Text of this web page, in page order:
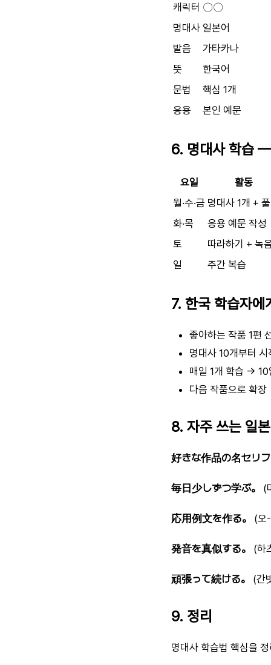
캐릭터 〇〇
명대사 일본어
발음
가타카나
뜻
한국어
문법
핵심 1개
응용
본인 예문
6. 명대사 학습
요일
활동
월·수·금 명대사 1개 + 풀
화·목
응용 예문 작성
토
따라하기 + 녹
일
주간 복습
7. 한국 학습자에
좋아하는 작품 1편
명대사 10개부터 시
매일 1개 학습 → 10
다음 작품으로 확장
8. 자주 쓰는 일
好きな作品の名セリフ
毎日少しずつ学ぶ。 (
応用例文を作る。 (오
発音を真似する。 (하
頑張って続ける。 (간
9. 정리
명대사 학습법 핵심을